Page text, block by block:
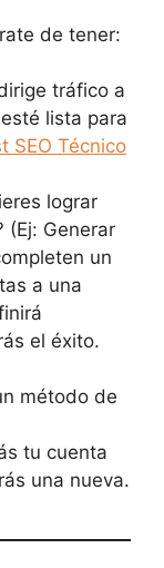
de tener:
tráfico a
lista para
SEO Técnico
lograr
(Ej: Generar
un
a una
el éxito.
método de
tu cuenta
una nueva.